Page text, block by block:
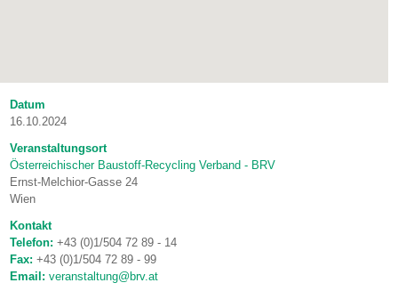
Datum
16.10.2024
Veranstaltungsort
Österreichischer Baustoff-Recycling Verband - BRV
Ernst-Melchior-Gasse 24
Wien
Kontakt
Telefon:+43 (0)1/504 72 89 - 14
Fax:+43 (0)1/504 72 89 - 99
Email: veranstaltung@brv.at